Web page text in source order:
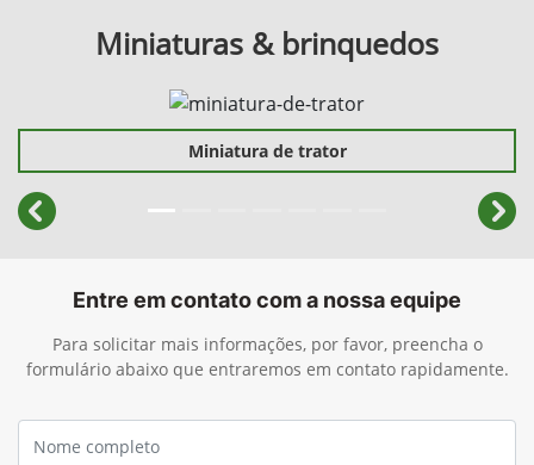
Miniaturas & brinquedos
Miniatura de trator
templates.template-
Entre em contato com a nossa equipe
Para solicitar mais informações, por favor, preencha o
formulário abaixo que entraremos em contato rapidamente.